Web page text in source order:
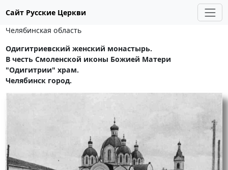
Сайт Русские Церкви
Челябинская область
Одигитриевский женский монастырь.
В честь Смоленской иконы Божией Матери
"Одигитрии" храм.
Челябинск город.